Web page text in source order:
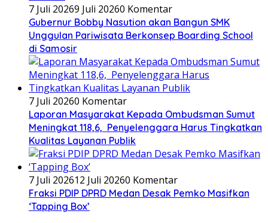
7 Juli 20269 Juli 20260 Komentar
Gubernur Bobby Nasution akan Bangun SMK
Unggulan Pariwisata Berkonsep Boarding School
di Samosir
7 Juli 20260 Komentar
Laporan Masyarakat Kepada Ombudsman Sumut
Meningkat 118,6, Penyelenggara Harus Tingkatkan
Kualitas Layanan Publik
7 Juli 202612 Juli 20260 Komentar
Fraksi PDIP DPRD Medan Desak Pemko Masifkan
‘Tapping Box’